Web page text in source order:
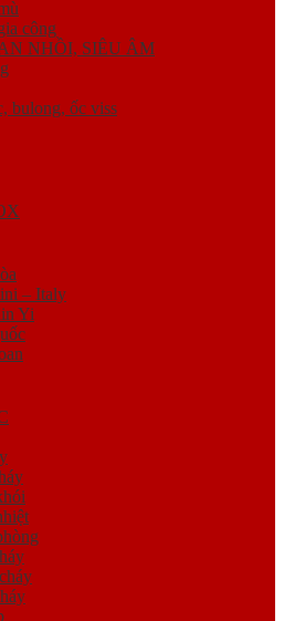
công
NHỒI, SIÊU ÂM
bulong, ốc viss
– Italy
Yi